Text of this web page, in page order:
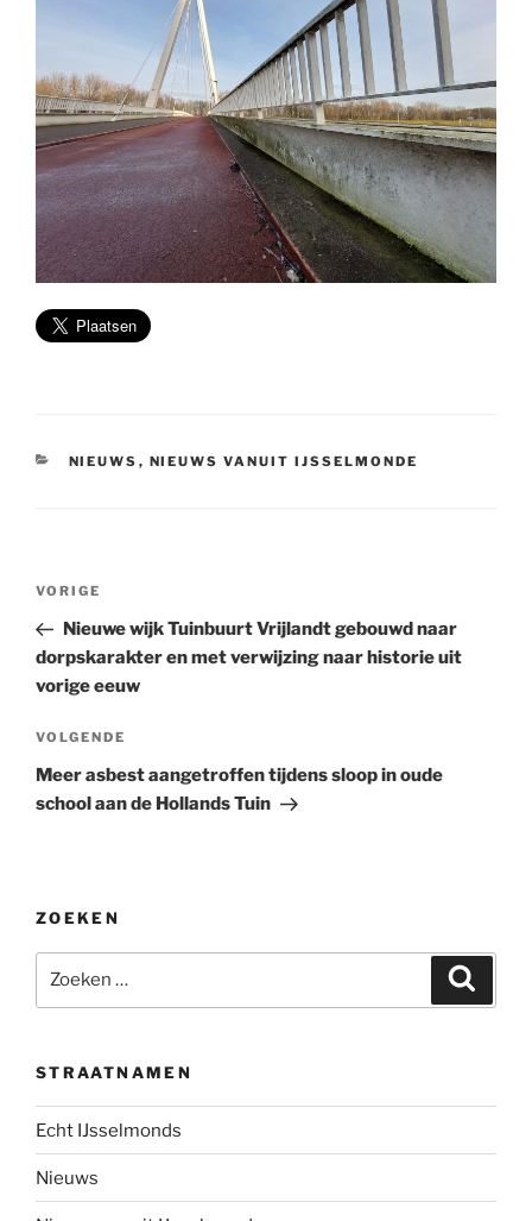
CATEGORIEËN
NIEUWS , NIEUWS VANUIT IJSSELMONDE
Bericht
Vorig
bericht
VORIGE
Nieuwe wijk Tuinbuurt Vrijlandt gebouwd naar
dorpskarakter en met verwijzing naar historie uit
vorige eeuw
Volgend
bericht
VOLGENDE
Meer asbest aangetroffen tijdens sloop in oude
school aan de Hollands Tuin
ZOEKEN
naar:
STRAATNAMEN
Echt IJsselmonds
Nieuws